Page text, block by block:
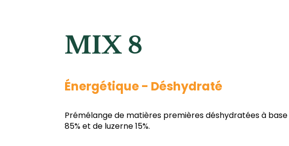
MIX 8
Énergétique - Déshydraté
Prémélange de matières premières déshydratées à
85% et de luzerne 15%.